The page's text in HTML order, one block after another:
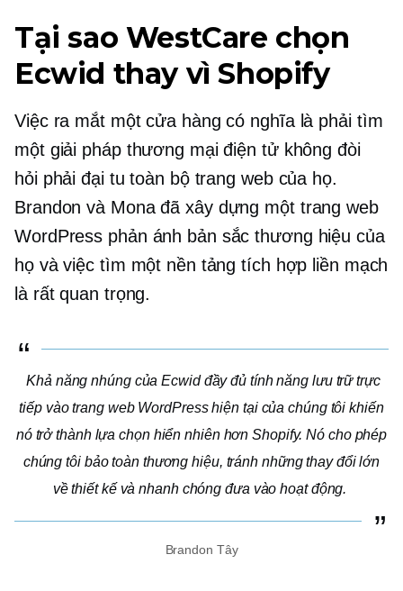
Tại sao WestCare chọn
Ecwid thay vì Shopify
Việc ra mắt một cửa hàng có nghĩa là phải tìm
một giải pháp thương mại điện tử không đòi
hỏi phải đại tu toàn bộ trang web của họ.
Brandon và Mona đã xây dựng một trang web
WordPress phản ánh bản sắc thương hiệu của
họ và việc tìm một nền tảng tích hợp liền mạch
là rất quan trọng.
Khả năng nhúng của Ecwidđầy đủ tính năng lưu trữ trực
tiếp vào trang web WordPress hiện tại của chúng tôi khiến
nó trở thành lựa chọn hiển nhiên hơn Shopify. Nó cho phép
chúng tôi bảo toàn thương hiệu, tránh những thay đổi lớn
về thiết kế và nhanh chóng đưa vào hoạt động.
Brandon Tây